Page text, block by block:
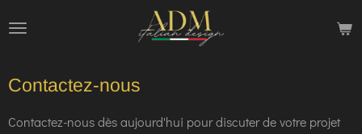
principal
Contactez-nous
Contactez-nous dès aujourd'hui pour discuter de votre projet